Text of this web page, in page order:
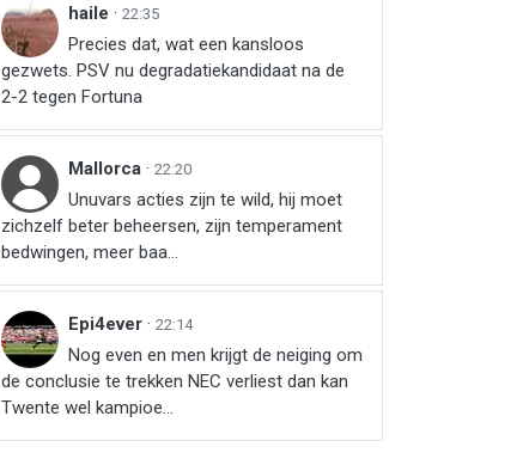
haile · 22:35
Precies dat, wat een kansloos
gezwets. PSV nu degradatiekandidaat na de
2-2 tegen Fortuna
Mallorca · 22:20
Unuvars acties zijn te wild, hij moet
zichzelf beter beheersen, zijn temperament
bedwingen, meer baa...
Epi4ever · 22:14
Nog even en men krijgt de neiging om
de conclusie te trekken NEC verliest dan kan
Twente wel kampioe...